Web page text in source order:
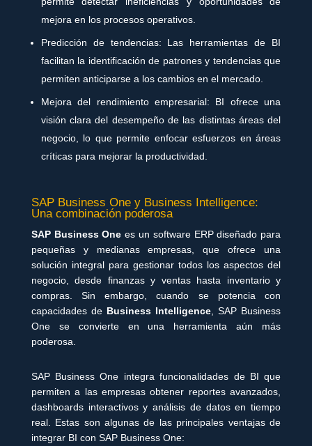
mejora en los procesos operativos.
Predicción de tendencias: Las herramientas de BI
facilitan la identificación de patrones y tendencias que
permiten anticiparse a los cambios en el mercado.
Mejora del rendimiento empresarial: BI ofrece una
visión clara del desempeño de las distintas áreas del
negocio, lo que permite enfocar esfuerzos en áreas
críticas para mejorar la productividad.
SAP Business One y Business Intelligence:
Una combinación poderosa
SAP Business One es un software ERP diseñado para
pequeñas y medianas empresas, que ofrece una
solución integral para gestionar todos los aspectos del
negocio, desde finanzas y ventas hasta inventario y
compras. Sin embargo, cuando se potencia con
capacidades de Business Intelligence, SAP Business
One se convierte en una herramienta aún más
poderosa.
SAP Business One integra funcionalidades de BI que
permiten a las empresas obtener reportes avanzados,
dashboards interactivos y análisis de datos en tiempo
real. Estas son algunas de las principales ventajas de
integrar BI con SAP Business One: